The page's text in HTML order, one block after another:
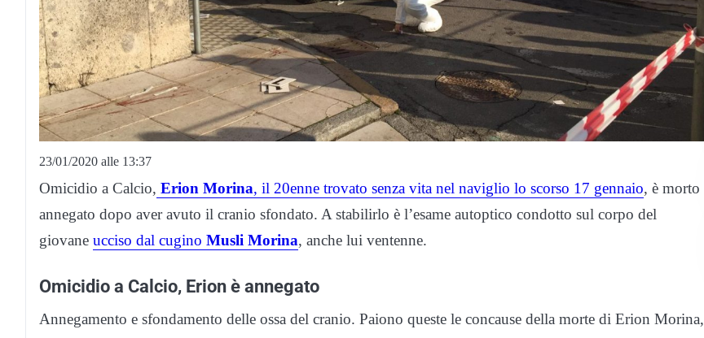
23/01/2020 alle 13:37
Omicidio a Calcio, Erion Morina, il 20enne trovato senza vita nel naviglio lo scorso 17 gennaio, è morto
annegato dopo aver avuto il cranio sfondato. A stabilirlo è l’esame autoptico condotto sul corpo del
giovane ucciso dal cugino Musli Morina, anche lui ventenne.
Omicidio a Calcio, Erion è annegato
Annegamento e sfondamento delle ossa del cranio. Paiono queste le concause della morte di Erion Morina,